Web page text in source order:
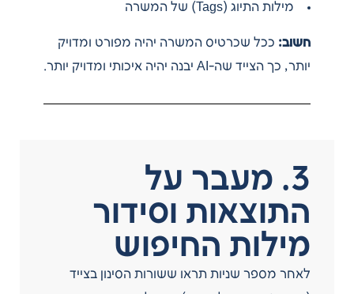
מילות התיוג (Tags) של המשרה
חשוב: ככל שכרטיס המשרה יהיה מפורט ומדויק
יותר, כך הצייד שה-AI יבנה יהיה איכותי ומדויק יותר.
3. מעבר על
התוצאות וסידור
מילות החיפוש
לאחר מספר שניות תראו ששורות הסינון בצייד